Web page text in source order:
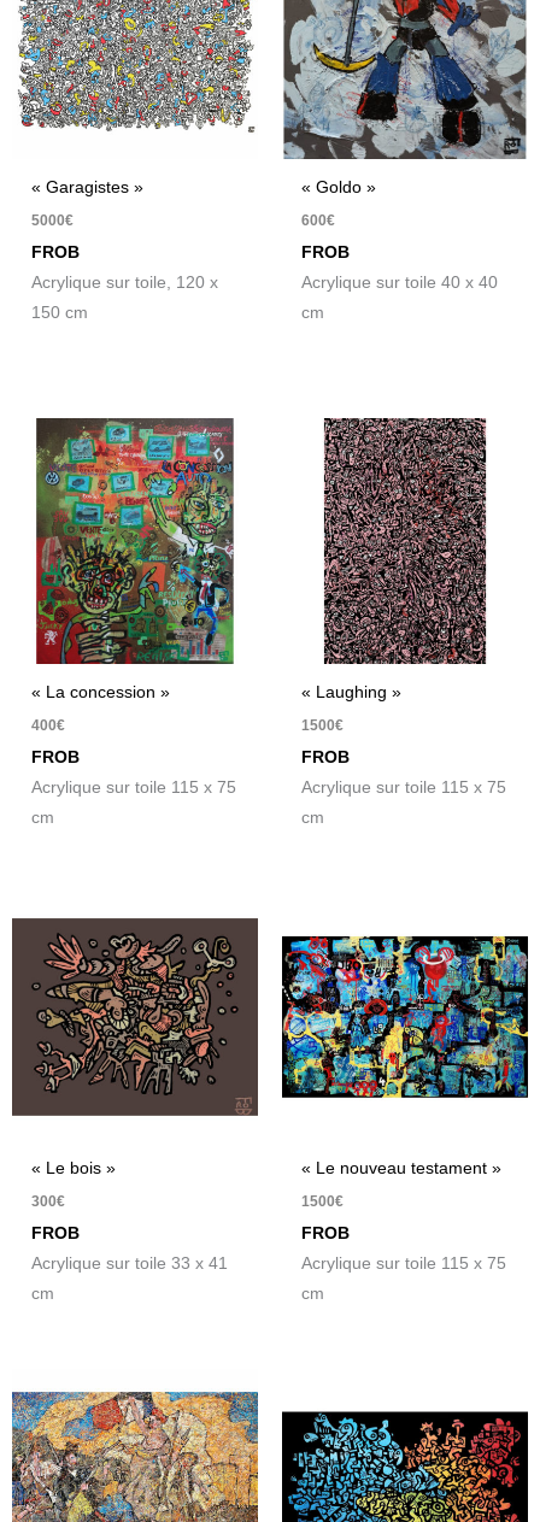
« Garagistes »
5000€
FROB
Acrylique sur toile, 120 x
150 cm
« Goldo »
600€
FROB
Acrylique sur toile 40 x 40
cm
« La concession »
400€
FROB
Acrylique sur toile 115 x 75
cm
« Laughing »
1500€
FROB
Acrylique sur toile 115 x 75
cm
« Le bois »
300€
FROB
Acrylique sur toile 33 x 41
cm
« Le nouveau testament »
1500€
FROB
Acrylique sur toile 115 x 75
cm